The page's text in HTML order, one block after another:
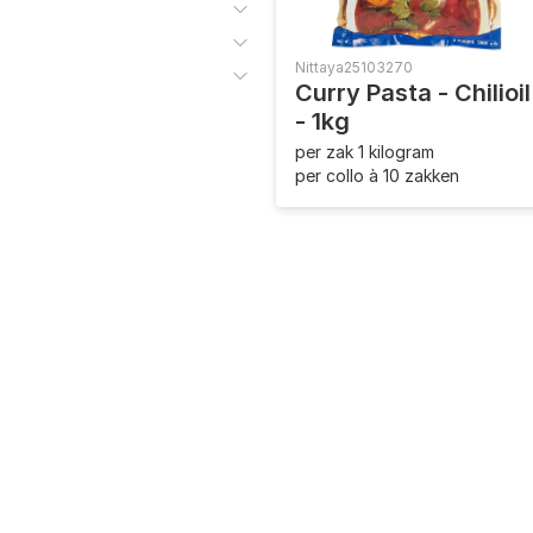
Nittaya25103270
Curry Pasta - Chilioil
- 1kg
per zak 1 kilogram
per collo à 10 zakken